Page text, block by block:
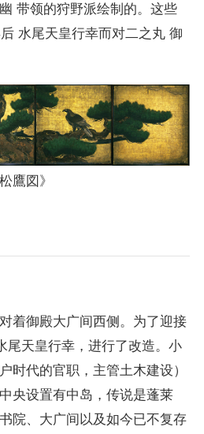
带领的狩野派绘制的。这些
水尾天皇行幸而对二之丸 御
鷹図》
着御殿大广间西侧。为了迎接
尾天皇行幸，进行了改造。小
时代的官职，主管土木建设）
央设置有中岛，传说是蓬莱
院、大广间以及如今已不复存